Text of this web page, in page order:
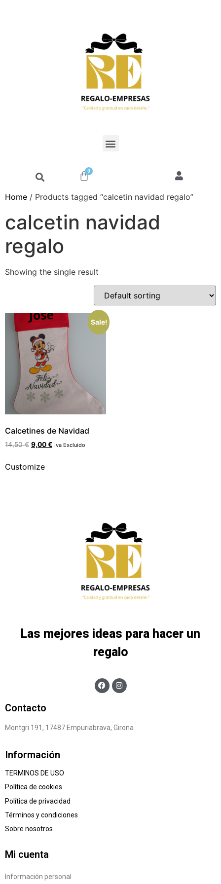
0
Home / Products tagged “calcetin navidad regalo”
calcetin navidad
regalo
Showing the single result
Sale!
Calcetines de Navidad
14,50€ 9,00€ Iva Excluido
Customize
Las mejores ideas para hacer un
regalo
Contacto
Montgri 191, 17487 Empuriabrava, Girona
Información
TERMINOS DE USO
Política de cookies
Política de privacidad
Términos y condiciones
Sobre nosotros
Mi cuenta
Información personal